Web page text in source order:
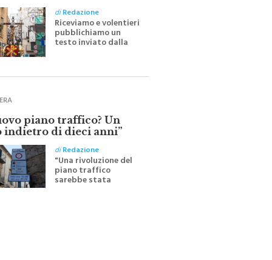
diRedazione
Riceviamo e volentieri
pubblichiamo un
testo inviato dalla
scrittrice monrealese
Festa del Santissimo
piano traffico? Un
indietro di dieci anni”
diRedazione
"Una rivoluzione del
piano traffico
sarebbe stata
efficace se preceduta